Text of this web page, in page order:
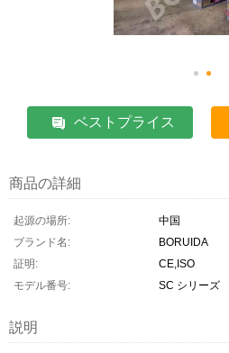
ベストプライス
商品の詳細
起源の場所:
中国
ブランド名:
BORUIDA
証明:
CE,ISO
モデル番号:
SC シリーズ
説明